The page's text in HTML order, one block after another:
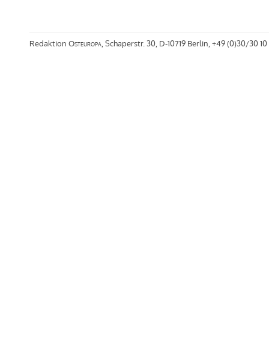
Redaktion Osteuropa, Schaperstr. 30, D-10719 Berlin, +49 (0)30/30